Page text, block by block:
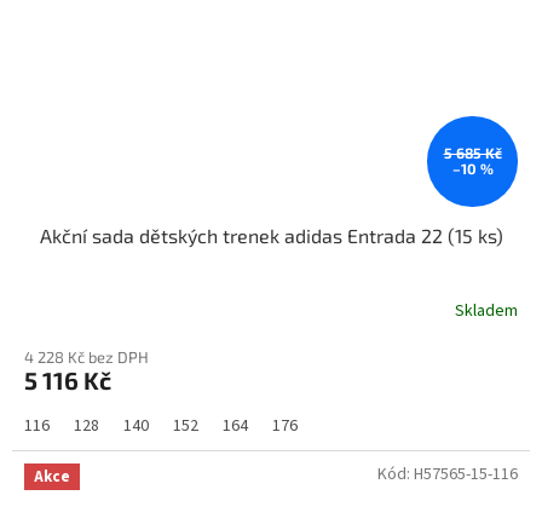
5 685 Kč
–10 %
Akční sada dětských trenek adidas Entrada 22 (15 ks)
Skladem
4 228 Kč bez DPH
5 116 Kč
116 128 140 152 164 176
Akce Kód: H57565-15-116